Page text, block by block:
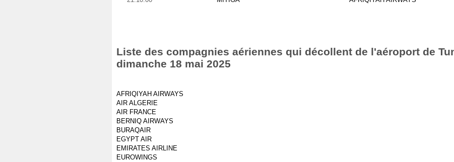
Liste des compagnies aériennes qui décollent de l'aéroport de
dimanche 18 mai 2025
AFRIQIYAH AIRWAYS
AIR ALGERIE
AIR FRANCE
BERNIQ AIRWAYS
BURAQAIR
EGYPT AIR
EMIRATES AIRLINE
EUROWINGS